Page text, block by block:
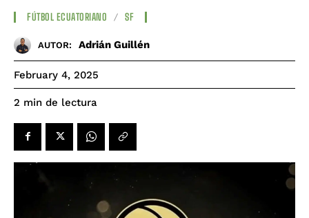
FÚTBOL ECUATORIANO SF
AUTOR: Adrián Guillén
February 4, 2025
2 min de lectura